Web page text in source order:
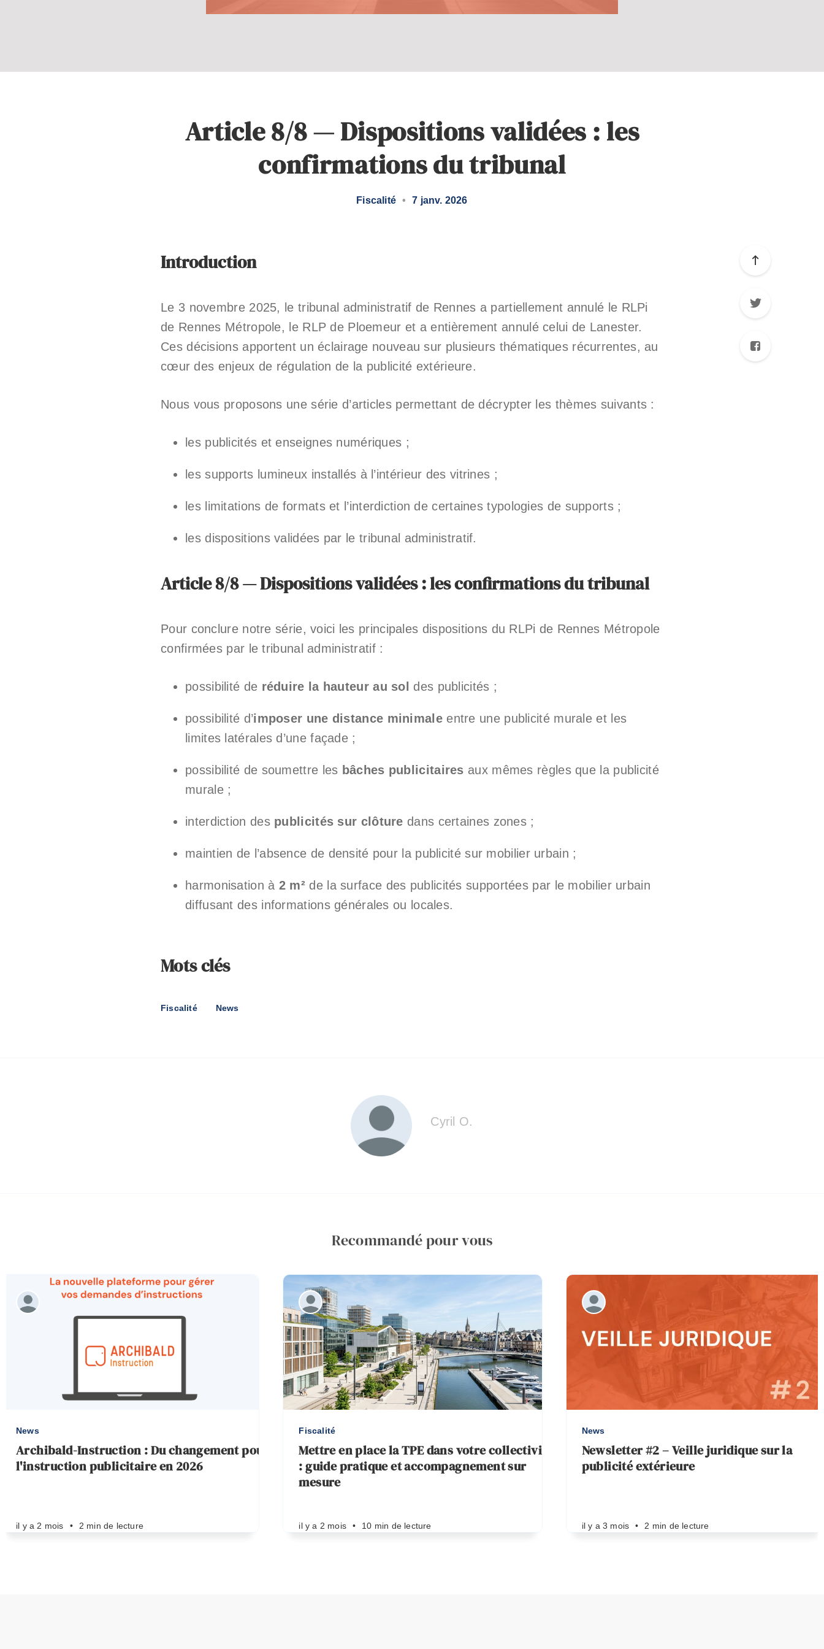
Article 8/8 — Dispositions validées : les
confirmations du tribunal
Fiscalité • 7 janv. 2026
Introduction
Le 3 novembre 2025, le tribunal administratif de Rennes a partiellement annulé le RLPi
de Rennes Métropole, le RLP de Ploemeur et a entièrement annulé celui de Lanester.
Ces décisions apportent un éclairage nouveau sur plusieurs thématiques récurrentes, au
cœur des enjeux de régulation de la publicité extérieure.
Nous vous proposons une série d’articles permettant de décrypter les thèmes suivants :
les publicités et enseignes numériques ;
les supports lumineux installés à l’intérieur des vitrines ;
les limitations de formats et l’interdiction de certaines typologies de supports ;
les dispositions validées par le tribunal administratif.
Article 8/8 — Dispositions validées : les confirmations du tribunal
Pour conclure notre série, voici les principales dispositions du RLPi de Rennes Métropole
confirmées par le tribunal administratif :
possibilité de réduire la hauteur au sol des publicités ;
possibilité d’imposer une distance minimaleentre une publicité murale et les
limites latérales d’une façade ;
possibilité de soumettre les bâches publicitaires aux mêmes règles que la publicité
murale ;
interdiction des publicités sur clôture dans certaines zones ;
maintien de l’absence de densité pour la publicité sur mobilier urbain ;
harmonisation à 2 m² de la surface des publicités supportées par le mobilier urbain
diffusant des informations générales ou locales.
Mots clés
Fiscalité News
Cyril O.
Recommandé pour vous
News
Archibald-Instruction : Du changement pour
l'instruction publicitaire en 2026
il y a 2 mois • 2 min de lecture
Fiscalité
Mettre en place la TPE dans votre collectivité
: guide pratique et accompagnement sur
mesure
il y a 2 mois • 10 min de lecture
News
Newsletter #2 – Veille juridique sur la
publicité extérieure
il y a 3 mois • 2 min de lecture